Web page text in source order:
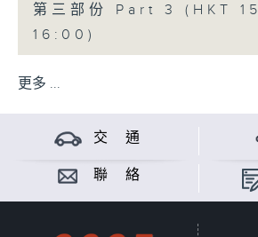
第三部份 Part 3 (HKT
16:00)
更多 ...
交 通
聯 絡